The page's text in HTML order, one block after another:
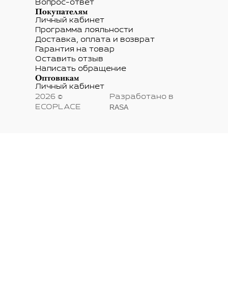
Вопрос-ответ
Покупателям
Личный кабинет
Программа лояльности
Доставка, оплата и возврат
Гарантия на товар
Оставить отзыв
Написать обращение
Оптовикам
Личный кабинет
2026 ©
ECOPLACE
Разработано в
RASA